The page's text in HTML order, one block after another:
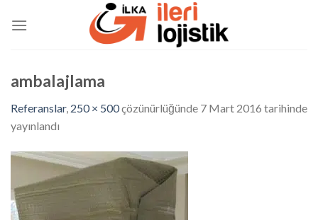
ambalajlama
Referanslar, 250 × 500çözünürlüğünde 7 Mart 2016 tarihinde
yayınlandı